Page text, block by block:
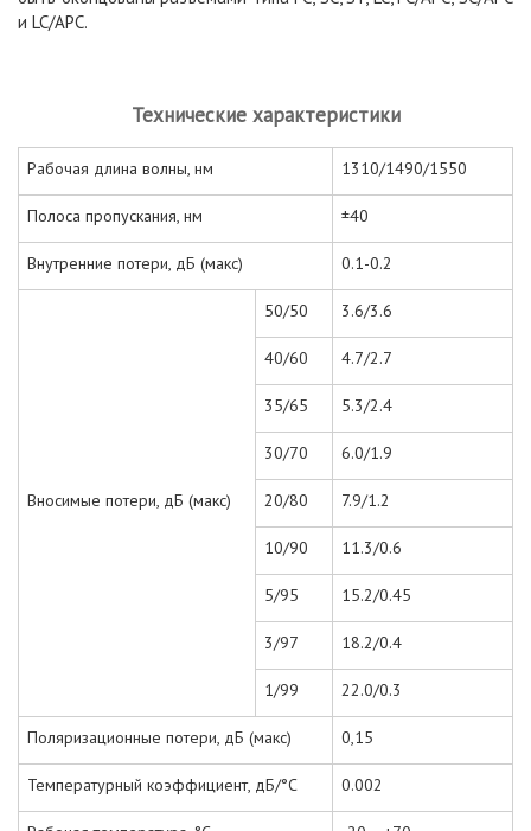
и LC/APC.
Технические характеристики
Рабочая длина волны, нм 1310/1490/1550
Полоса пропускания, нм ±40
Внутренние потери, дБ (макс) 0.1-0.2
Вносимые потери, дБ (макс)
50/50 3.6/3.6
40/60 4.7/2.7
35/65 5.3/2.4
30/70 6.0/1.9
20/80 7.9/1.2
10/90 11.3/0.6
5/95 15.2/0.45
3/97 18.2/0.4
1/99 22.0/0.3
Поляризационные потери, дБ (макс) 0,15
Температурный коэффициент, дБ/°С 0.002